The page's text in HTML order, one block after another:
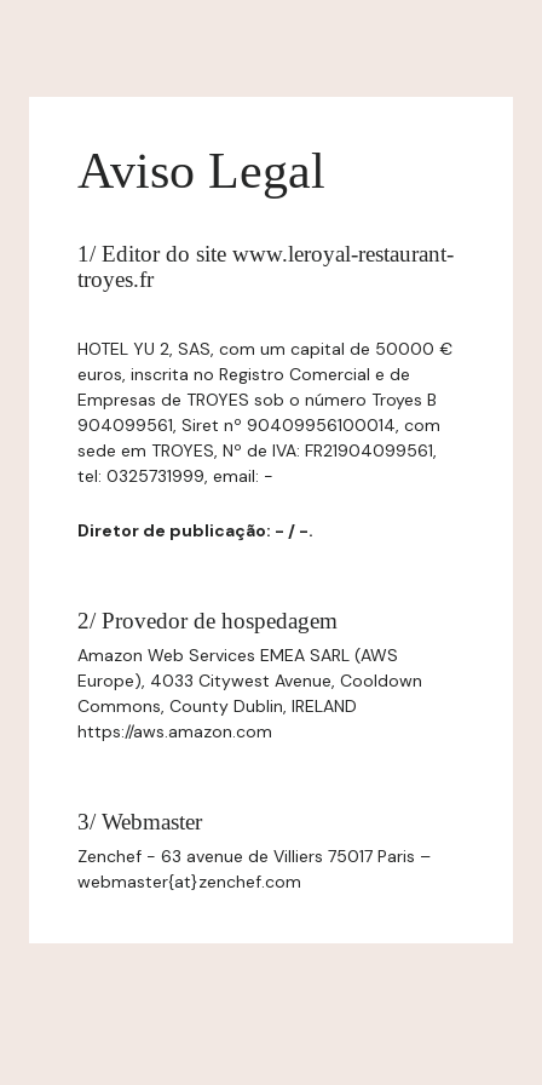
Aviso Legal
1/ Editor do site www.leroyal-restaurant-
troyes.fr
HOTEL YU 2, SAS, com um capital de 50000 €
euros, inscrita no Registro Comercial e de
Empresas de TROYES sob o número Troyes B
904099561, Siret nº 90409956100014, com
sede em TROYES, Nº de IVA: FR21904099561,
tel: 0325731999, email: -
Diretor de publicação: - / -.
2/ Provedor de hospedagem
Amazon Web Services EMEA SARL (AWS
Europe), 4033 Citywest Avenue, Cooldown
Commons, County Dublin, IRELAND
https://aws.amazon.com
3/ Webmaster
Zenchef - 63 avenue de Villiers 75017 Paris –
webmaster{at}zenchef.com